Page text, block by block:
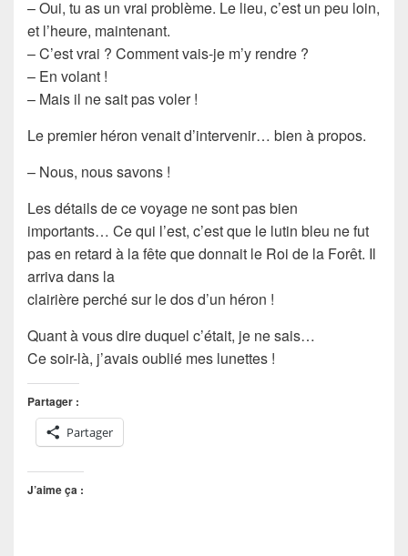
– Oui, tu as un vrai problème. Le lieu, c’est un peu loin,
et l’heure, maintenant.
– C’est vrai ? Comment vais-je m’y rendre ?
– En volant !
– Mais il ne sait pas voler !
Le premier héron venait d’intervenir… bien à propos.
– Nous, nous savons !
Les détails de ce voyage ne sont pas bien
importants… Ce qui l’est, c’est que le lutin bleu ne fut
pas en retard à la fête que donnait le Roi de la Forêt. Il
arriva dans la
clairière perché sur le dos d’un héron !
Quant à vous dire duquel c’était, je ne sais…
Ce soir-là, j’avais oublié mes lunettes !
Partager :
Partager
J’aime ça :